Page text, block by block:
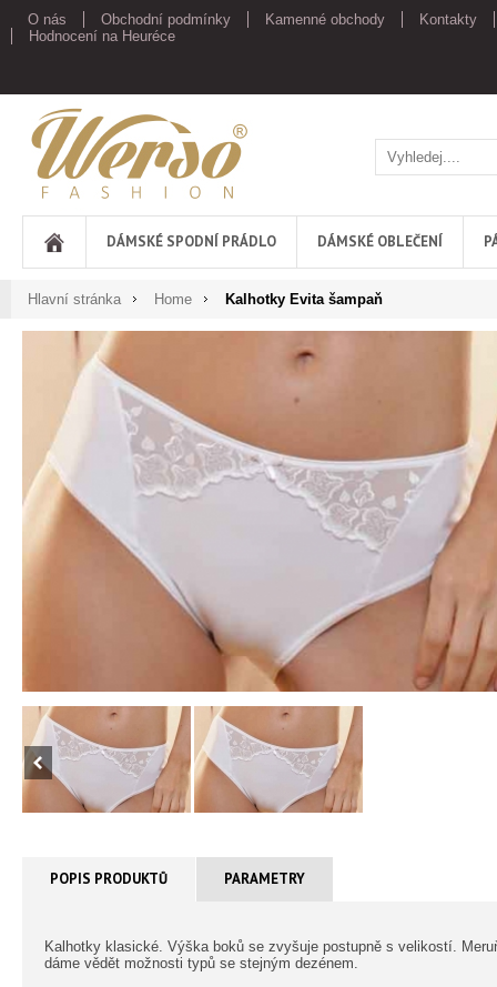
O nás Obchodní podmínky Kamenné obchody
Kontakty
Hodnocení na Heuréce
Werso
DÁMSKÉ SPODNÍ PRÁDLO DÁMSKÉ OBLEČENÍ
Hlavní stránka Home Kalhotky Evita šampaň
POPIS PRODUKTŮ PARAMETRY
Kalhotky klasické. Výška boků se zvyšuje postupně s velikostí.
dáme vědět možnosti typů se stejným dezénem.